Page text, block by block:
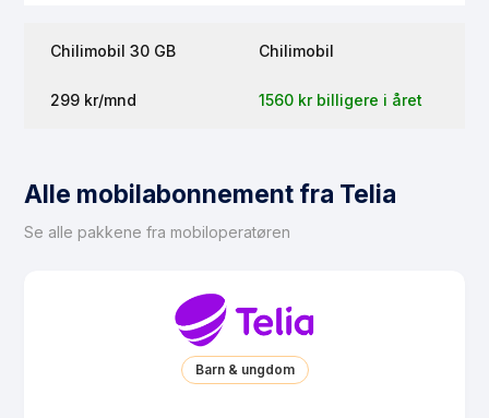
Chilimobil 30 GB Chilimobil
299 kr/mnd 1560 kr billigere i året
Alle mobilabonnement fra Telia
Se alle pakkene fra mobiloperatøren
Barn & ungdom